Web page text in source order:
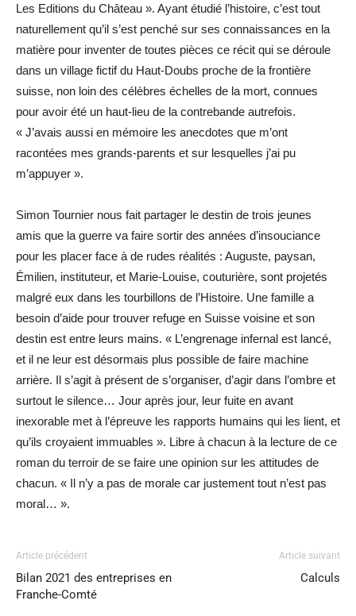
Les Editions du Château ». Ayant étudié l’histoire, c’est tout
naturellement qu’il s’est penché sur ses connaissances en la
matière pour inventer de toutes pièces ce récit qui se déroule
dans un village fictif du Haut-Doubs proche de la frontière
suisse, non loin des célèbres échelles de la mort, connues
pour avoir été un haut-lieu de la contrebande autrefois.
« J’avais aussi en mémoire les anecdotes que m’ont
racontées mes grands-parents et sur lesquelles j’ai pu
m’appuyer ».
Simon Tournier nous fait partager le destin de trois jeunes
amis que la guerre va faire sortir des années d’insouciance
pour les placer face à de rudes réalités : Auguste, paysan,
Émilien, instituteur, et Marie-Louise, couturière, sont projetés
malgré eux dans les tourbillons de l’Histoire. Une famille a
besoin d’aide pour trouver refuge en Suisse voisine et son
destin est entre leurs mains. « L’engrenage infernal est lancé,
et il ne leur est désormais plus possible de faire machine
arrière. Il s’agit à présent de s’organiser, d’agir dans l’ombre et
surtout le silence… Jour après jour, leur fuite en avant
inexorable met à l’épreuve les rapports humains qui les lient, et
qu’ils croyaient immuables ». Libre à chacun à la lecture de ce
roman du terroir de se faire une opinion sur les attitudes de
chacun. « Il n’y a pas de morale car justement tout n’est pas
moral… ».
Article précédent
Bilan 2021 des entreprises en
Franche-Comté
Article suivant
Calculs